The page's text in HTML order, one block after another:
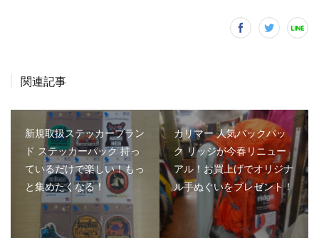
関連記事
新規取扱ステッカーブラン
ド ステッカーパック 持っ
ているだけで楽しい！もっ
と集めたくなる！
カリマー 人気バックパッ
ク リッジが今春リニュー
アル！お買上げでオリジナ
ル手ぬぐいをプレゼント！